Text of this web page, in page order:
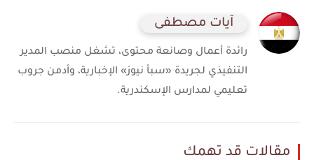
آيات مصطفى
رائدة أعمال وصانعة محتوى، تشغل منصب المدير
التنفيذي لجريدة «سبأ نيوز» الإخبارية، وأدمن جروب
تعليمي لمدارس الإسكندرية.
مقالات قد تهمك